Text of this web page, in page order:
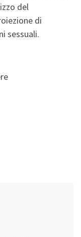
del
di
sessuali.